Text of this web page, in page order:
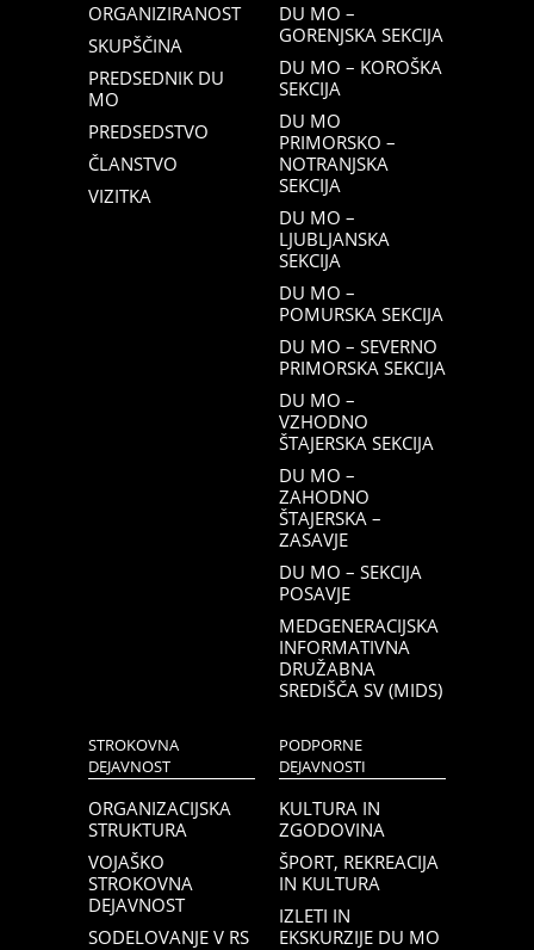
ORGANIZIRANOST
SKUPŠČINA
PREDSEDNIK DU
MO
PREDSEDSTVO
ČLANSTVO
VIZITKA
DU MO –
GORENJSKA SEKCIJA
DU MO – KOROŠKA
SEKCIJA
DU MO
PRIMORSKO –
NOTRANJSKA
SEKCIJA
DU MO –
LJUBLJANSKA
SEKCIJA
DU MO –
POMURSKA SEKCIJA
DU MO – SEVERNO
PRIMORSKA SEKCIJA
DU MO –
VZHODNO
ŠTAJERSKA SEKCIJA
DU MO –
ZAHODNO
ŠTAJERSKA –
ZASAVJE
DU MO – SEKCIJA
POSAVJE
MEDGENERACIJSKA
INFORMATIVNA
DRUŽABNA
SREDIŠČA SV (MIDS)
STROKOVNA
DEJAVNOST
ORGANIZACIJSKA
STRUKTURA
VOJAŠKO
STROKOVNA
DEJAVNOST
SODELOVANJE V RS
PODPORNE
DEJAVNOSTI
KULTURA IN
ZGODOVINA
ŠPORT, REKREACIJA
IN KULTURA
IZLETI IN
EKSKURZIJE DU MO